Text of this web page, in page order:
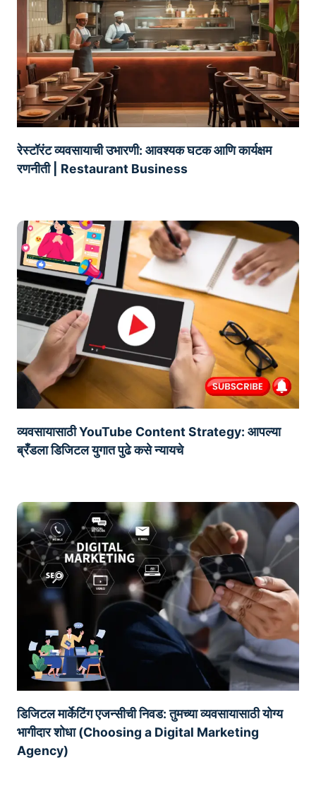
रेस्टॉरंट व्यवसायाची उभारणी: आवश्यक घटक आणि कार्यक्षम
रणनीती | Restaurant Business
व्यवसायासाठी YouTube Content Strategy: आपल्या
ब्रँडला डिजिटल युगात पुढे कसे न्यायचे
डिजिटल मार्केटिंग एजन्सीची निवड: तुमच्या व्यवसायासाठी योग्य
भागीदार शोधा (Choosing a Digital Marketing
Agency)